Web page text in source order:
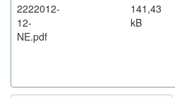
2222012-
12-
NE.pdf
141,43
kB